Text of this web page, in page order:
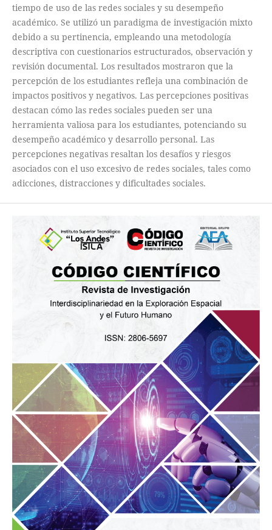
tiempo de uso de las redes sociales y su desempeño
académico. Se utilizó un paradigma de investigación mixto
debido a su pertinencia, empleando una metodología
descriptiva con cuestionarios estructurados, observación y
revisión documental. Los resultados mostraron que la
percepción de los estudiantes refleja una combinación de
impactos positivos y negativos. Las percepciones positivas
destacan cómo las redes sociales pueden ser una
herramienta valiosa para los estudiantes, potenciando su
desempeño académico y desarrollo personal. Las
percepciones negativas resaltan los desafíos y riesgos
asociados con el uso excesivo de redes sociales, tales como
adicciones, distracciones y dificultades sociales.